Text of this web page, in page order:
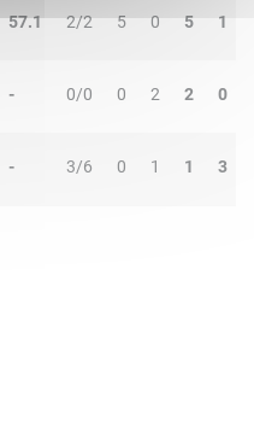
57.1 2/2 5 0 5 1
- 0/0 0 2 2 0
- 3/6 0 1 1 3